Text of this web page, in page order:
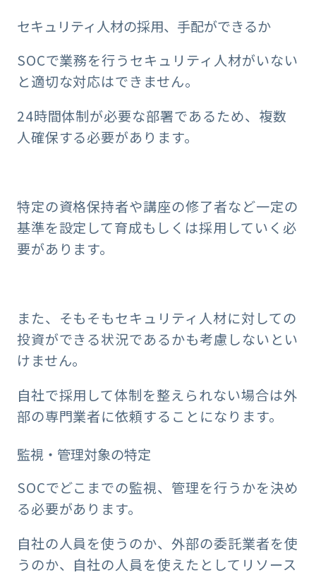
セキュリティ人材の採用、手配ができるか
SOCで業務を行うセキュリティ人材がいない
と適切な対応はできません。
24時間体制が必要な部署であるため、複数
人確保する必要があります。
特定の資格保持者や講座の修了者など一定の
基準を設定して育成もしくは採用していく必
要があります。
また、そもそもセキュリティ人材に対しての
投資ができる状況であるかも考慮しないとい
けません。
自社で採用して体制を整えられない場合は外
部の専門業者に依頼することになります。
監視・管理対象の特定
SOCでどこまでの監視、管理を行うかを決め
る必要があります。
自社の人員を使うのか、外部の委託業者を使
うのか、自社の人員を使えたとしてリソース